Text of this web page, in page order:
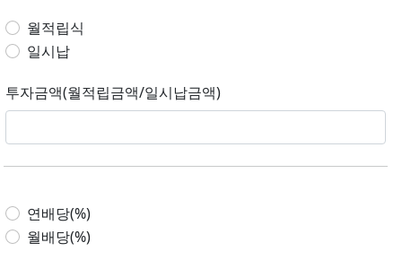
월적립식
일시납
투자금액(월적립금액/일시납금액)
연배당(%)
월배당(%)